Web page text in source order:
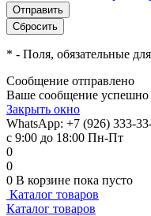
* - Поля, обязательные
Сообщение отправлено
Ваше сообщение успешно
Закрыть окно
WhatsApp: +7 (926) 333-
с 9:00 до 18:00 Пн-Пт
0
0
0 В корзине пока пусто
Каталог товаров
Каталог товаров